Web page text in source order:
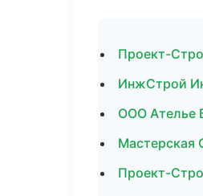
Проект-
ИнжСтрой
ООО Ателье
Мастерская
Проект-